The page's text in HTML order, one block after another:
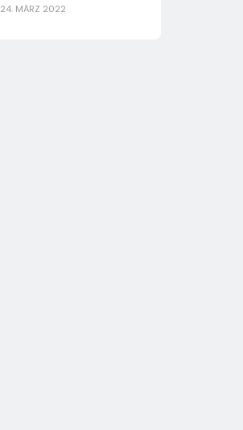
24. MÄRZ 2022